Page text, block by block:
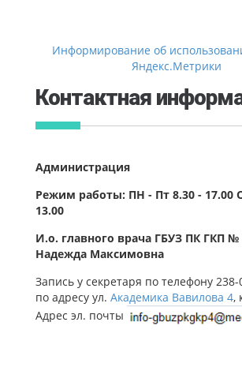
Информирование об
Яндекс.Метрики
Контактная
Администрация
Режим работы: ПН - Пт 8.30 - 17.00
13.00
И.о. главного врача ГБУЗ ПК ГКП №
Надежда Максимовна
Запись у секретаря по телефону
по адресу ул. Академика Вавилова 4,
Адрес эл. почты